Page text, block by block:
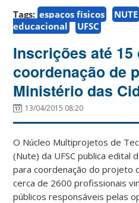
Tags: espaços físicos NUTE
educacional
UFSC
Inscrições até 15
coordenação de
Ministério das
13/04/2015 08:20
O Núcleo Multiprojetos de
(Nute) da UFSC publica edital
para coordenação do projeto
cerca de 2600 profissionais
públicos responsáveis pelas